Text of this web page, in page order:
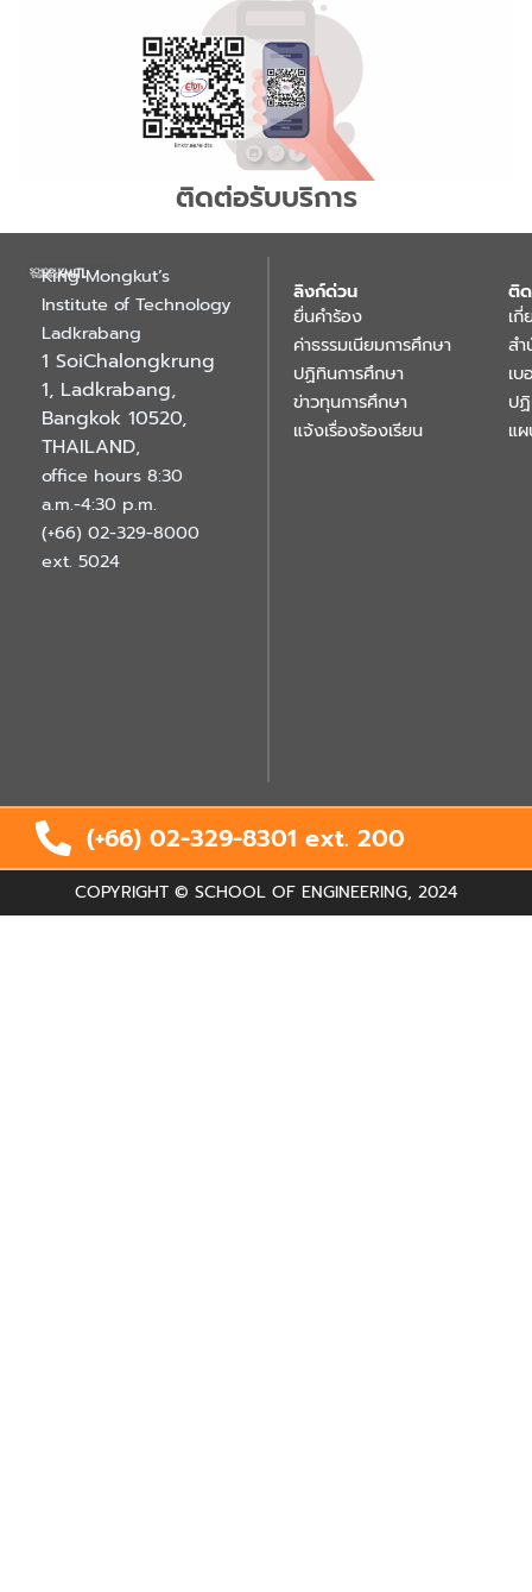
ติดต่อรับบริการ
King Mongkut’s
Institute of Technology
Ladkrabang
1 SoiChalongkrung
1, Ladkrabang,
Bangkok 10520,
THAILAND,
office hours 8:30
a.m.-4:30 p.m.
(+66) 02-329-8000
ext. 5024
ลิงก์ด่วน
ยื่นคำร้อง
ค่าธรรมเนียมการศึกษา
ปฏิทินการศึกษา
ข่าวทุนการศึกษา
แจ้งเรื่องร้องเรียน
ติ
เกี่
ส
เ
ป
แ
(+66) 02-329-8301 ext. 200
COPYRIGHT © SCHOOL OF ENGINEERING, 2024